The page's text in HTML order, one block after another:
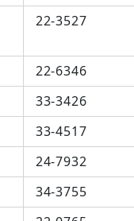
22-3527
22-6346
33-3426
33-4517
24-7932
34-3755